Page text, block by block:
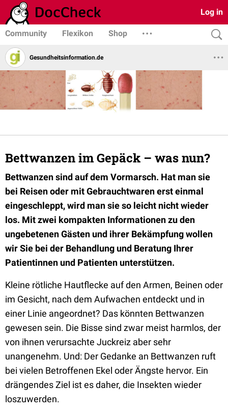
Log in
Community Flexikon Shop
Gesundheits­­information.de
Bettwanzen im Gepäck – was nun?
Bettwanzen sind auf dem Vormarsch. Hat man sie
bei Reisen oder mit Gebrauchtwaren erst einmal
eingeschleppt, wird man sie so leicht nicht wieder
los. Mit zwei kompakten Informationen zu den
ungebetenen Gästen und ihrer Bekämpfung wollen
wir Sie bei der Behandlung und Beratung Ihrer
Patientinnen und Patienten unterstützen.
Kleine rötliche Hautflecke auf den Armen, Beinen oder
im Gesicht, nach dem Aufwachen entdeckt und in
einer Linie angeordnet? Das könnten Bettwanzen
gewesen sein. Die Bisse sind zwar meist harmlos, der
von ihnen verursachte Juckreiz aber sehr
unangenehm. Und: Der Gedanke an Bettwanzen ruft
bei vielen Betroffenen Ekel oder Ängste hervor. Ein
drängendes Ziel ist es daher, die Insekten wieder
loszuwerden.